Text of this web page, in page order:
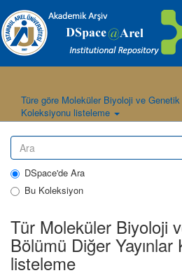
Türe göre Moleküler Biyoloji ve Genetik
Koleksiyonu listeleme
DSpace'de Ara
Bu Koleksiyon
Tür Moleküler Biyoloji
Bölümü Diğer
listeleme